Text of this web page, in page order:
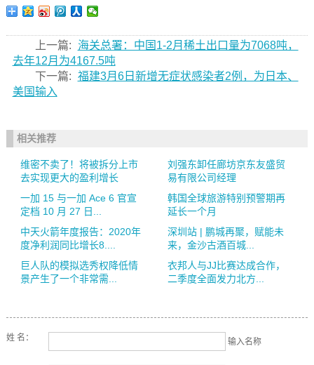
上一篇:
海关总署：中国1-2月稀土出口量为7068吨，
去年12月为4167.5吨
下一篇: 福建3月6日新增无症状感染者2例，为日本、
美国输入
相关推荐
维密不卖了！将被拆分上市
去实现更大的盈利增长
刘强东卸任廊坊京东友盛贸
易有限公司经理
一加 15 与一加 Ace 6 官宣
定档 10 月 27 日...
韩国全球旅游特别预警期再
延长一个月
中天火箭年度报告：2020年
度净利润同比增长8....
深圳站 | 鹏城再聚，赋能未
来，金沙古酒百城...
巨人队的模拟选秀权降低情
景产生了一个非常需...
衣邦人与JJ比赛达成合作，
二季度全面发力北方...
姓 名： 输入名称